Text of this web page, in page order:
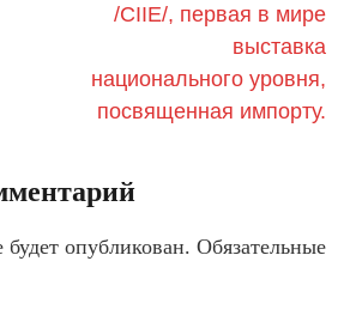
/CIIE/, первая в мире
выставка
национального уровня,
посвященная импорту.
опубликован. Обязательные